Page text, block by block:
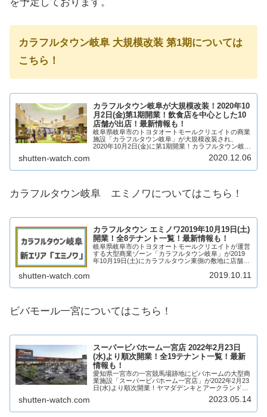
カラフルタウン岐阜 大規模改装 第1期については
こちら！
カラフルタウン岐阜が大規模改装！2020年10
月2日(金)第1期開業！飲食店を中心とした10
店舗が出店！最新情報も！
岐阜県岐阜市のトヨタオートモールクリエイトの商業
施設「カラフルタウン岐阜」が大規模改装され、
2020年10月2日(金)に第1期開業！カラフルタウン岐阜
のイトーヨーカドーが出店していたエリアには、飲食
店やライフスタイルのお店が出店！カラフルタ...
shutten-watch.com 2020.12.06
カラフルタウン岐阜 エミノワについてはこちら！
カラフルタウン エミノワ2019年10月19日(土)
開業！全8テナント一覧！最新情報も！
岐阜県岐阜市のトヨタオートモールクリエイトが運営
する大型商業ゾーン「カラフルタウン岐阜」が2019
年10月19日(土)にカラフルタウン東側の敷地に店舗棟
ア施設のモンベルなど8店舗が出店！そんな...
shutten-watch.com 2019.10.11
ビバモール一宮についてはこちら！
スーパービバホーム一宮店 2022年2月23日
(水)より順次開業！全19テナント一覧！最新
情報も！
愛知県一宮市の一宮競馬場跡地にビバホームの大型商
業施設「スーパービバホーム一宮店」が2022年2月23
日(水)より順次開業！ヤマダデンキとアークランドサ
カモトの総合生活提案型ショッピングスクエアになり
ます！スーパービバホーム一宮店を中心にス...
shutten-watch.com 2023.05.14